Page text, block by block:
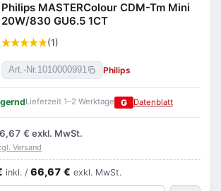
Philips MASTERColour CDM-Tm Mini
20W/830 GU6.5 1CT
(1)
Art.-Nr.1010000991 Philips
Lieferzeit 1–2 Werktage G Datenblatt
€ exkl. MwSt.
Versand
inkl. / 66,67 € exkl. MwSt.